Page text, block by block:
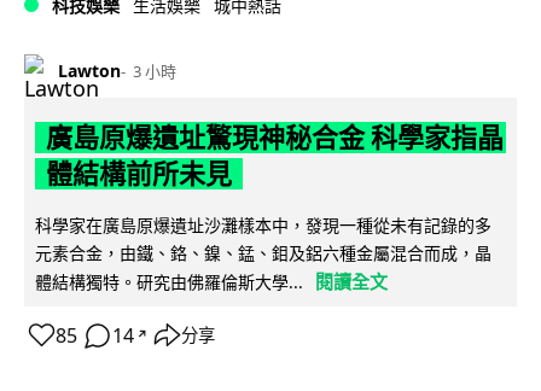
科技娛樂 生活娛樂 城中熱話
Lawton 3 小時
廣島原爆遺址驚現神秘合金 科學家指晶
體結構前所未見
科學家在廣島原爆遺址沙灘樣本中，發現一種從未有記錄的多
元素合金，由鐵、鉻、鎳、錳、鉬及鋁六種金屬混合而成，晶
體結構獨特。研究由佛羅倫斯大學...
閱讀全文
85 14 ↗ 分享